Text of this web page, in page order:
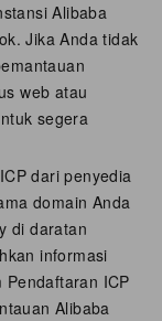
Alibaba
. Jika Anda tidak
web atau
segera
dari penyedia
domain Anda
didaratan
informasi
Pendaftaran ICP
Alibaba